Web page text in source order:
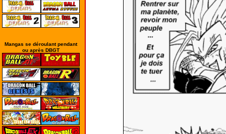
Mangas se déroulant pendant
ou après DBGT